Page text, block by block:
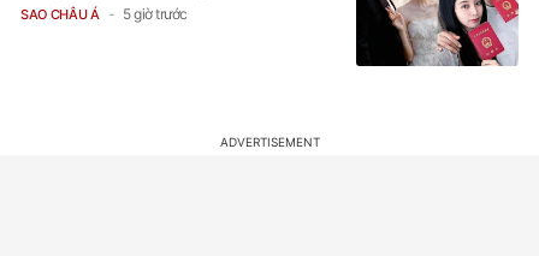
SAO CHÂU Á 5 giờ trước